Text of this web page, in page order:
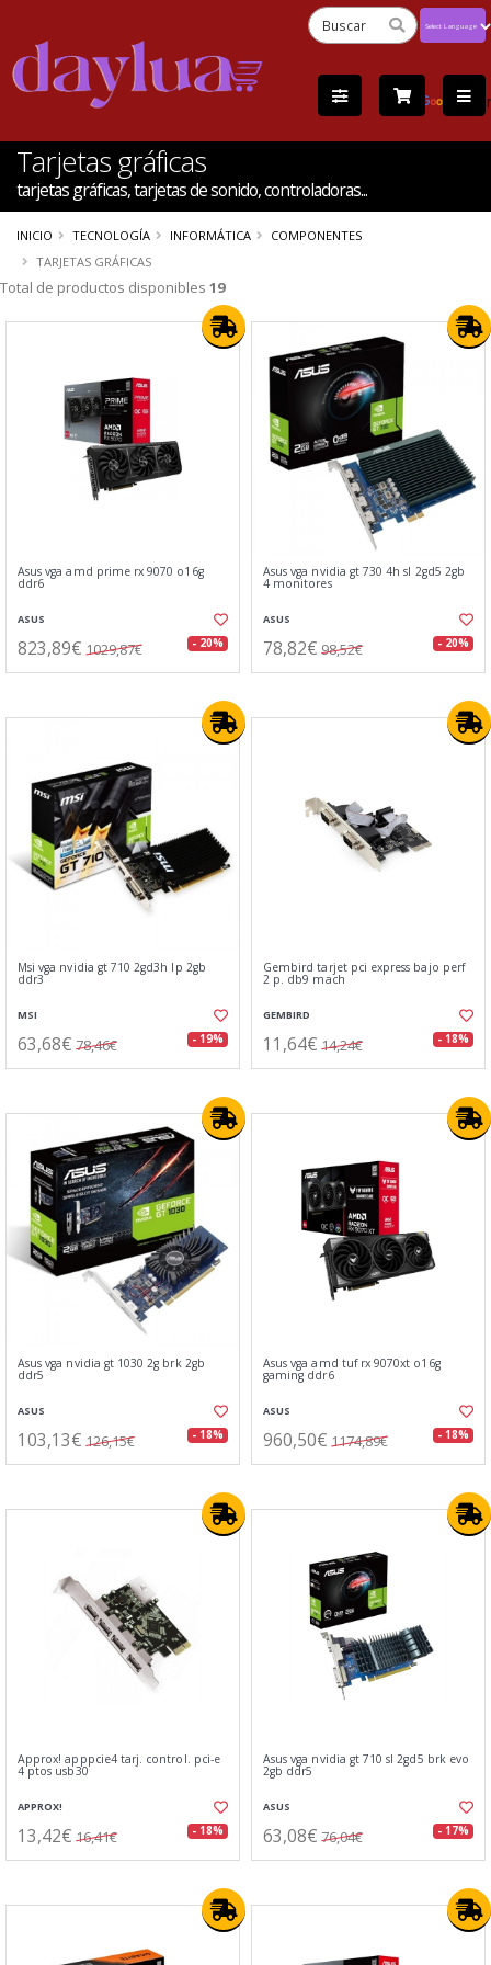
by
Tarjetas gráficas
tarjetas gráficas, tarjetas de sonido, controladoras...
INICIO TECNOLOGÍA INFORMÁTICA
COMPONENTES
TARJETAS GRÁFICAS
Total de productos disponibles 19
Asus vga amd prime rx 9070 o16g
ddr6
ASUS
823,89€ 1029,87€ - 20%
Asus vga nvidia gt 730 4h sl 2gd5 2gb
4 monitores
ASUS
78,82€ 98,52€ - 20%
Msi vga nvidia gt 710 2gd3h lp 2gb
ddr3
MSI
63,68€ 78,46€ - 19%
Gembird tarjet pci express bajo perf
2 p. db9 mach
GEMBIRD
11,64€ 14,24€ - 18%
Asus vga nvidia gt 1030 2g brk 2gb
ddr5
ASUS
103,13€ 126,15€ - 18%
Asus vga amd tuf rx 9070xt o16g
gaming ddr6
ASUS
960,50€ 1174,89€ - 18%
Approx! apppcie4 tarj. control. pci-e
4 ptos usb30
APPROX!
13,42€ 16,41€ - 18%
Asus vga nvidia gt 710 sl 2gd5 brk evo
2gb ddr5
ASUS
63,08€ 76,04€ - 17%